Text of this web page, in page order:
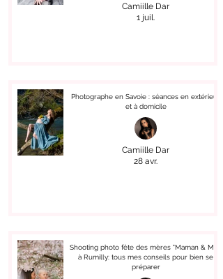
Camiille Dar
1 juil.
Photographe en Savoie : séances en extérieur
et à domicile
Camiille Dar
28 avr.
Shooting photo fête des mères "Maman & Moi"
à Rumilly: tous mes conseils pour bien se
préparer